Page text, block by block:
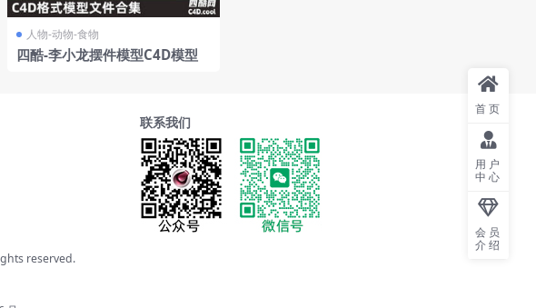
人物-动物-食物
四酷-李小龙摆件模型C4D模型
联系我们
reserved.
首页
用户
中心
会员
介绍